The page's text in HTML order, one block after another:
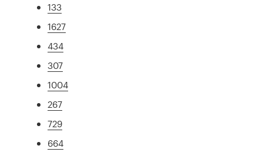
133
1627
434
307
1004
267
729
664